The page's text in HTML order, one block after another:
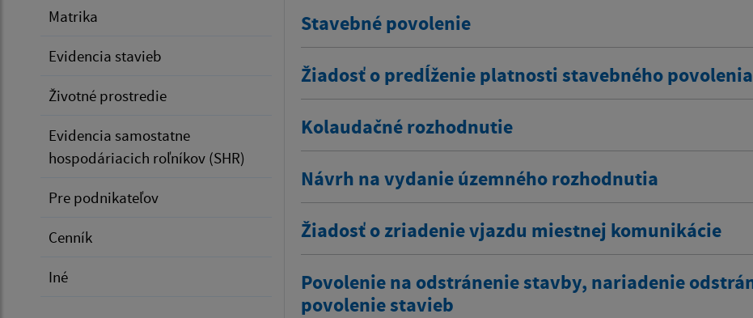
Matrika
Evidencia stavieb
Životné prostredie
Evidencia samostatne
hospodáriacich roľníkov (SHR)
Pre podnikateľov
Cenník
Iné
Stavebné povolenie
Žiadosť o predĺženie platnosti stavebného povolenia
Kolaudačné rozhodnutie
Návrh na vydanie územného rozhodnutia
Žiadosť o zriadenie vjazdu miestnej komunikácie
Povolenie na odstránenie stavby, nariadenie
povolenie stavieb